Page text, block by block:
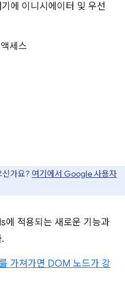
에 이니시에이터 및 우선
세스
신가요? 여기에서 Google 사용자
적용되는 새로운 기능과
가져가면 DOM 노드가 강